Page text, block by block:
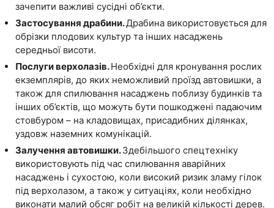
зачепити важливі сусідні об’єкти.
Застосування драбини.Драбина використовується для
обрізки плодових культур та інших насаджень
середньої висоти.
Послуги верхолазів.Необхідні для кронування рослих
екземплярів, до яких неможливий проїзд автовишки, а
також для спилювання насаджень поблизу будинків та
інших об’єктів, що можуть бути пошкоджені падаючим
стовбуром – на кладовищах, присадибних ділянках,
уздовж наземних комунікацій.
Залучення автовишки.Здебільшого спецтехніку
використовують під час спилювання аварійних
насаджень і сухостою, коли високий ризик зламу гілок
під верхолазом, а також у ситуаціях, коли необхідно
виконати малий обсяг робіт на великій кількості дерев.